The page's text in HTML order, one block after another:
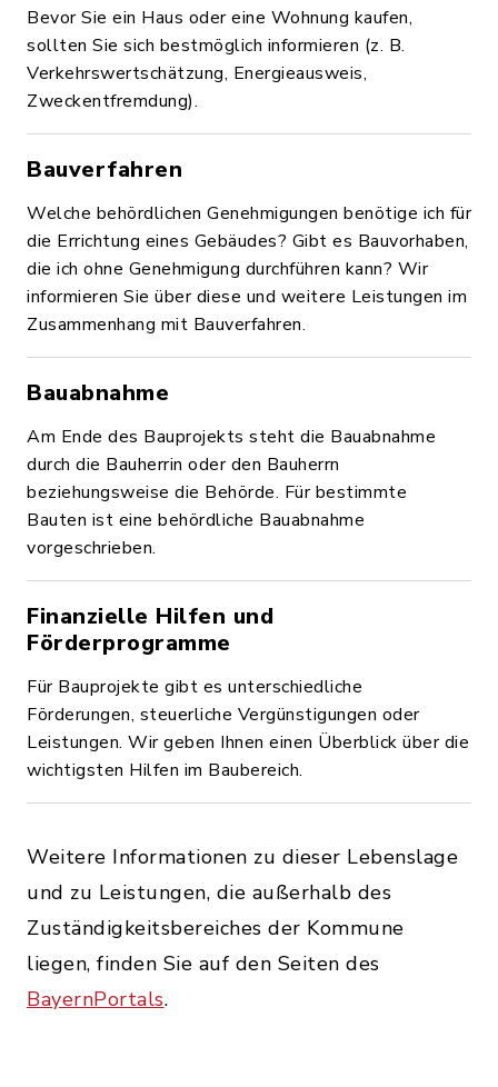
Bevor Sie ein Haus oder eine Wohnung kaufen,
sollten Sie sich bestmöglich informieren (z. B.
Verkehrswertschätzung, Energieausweis,
Zweckentfremdung).
Bauverfahren
Welche behördlichen Genehmigungen benötige ich für
die Errichtung eines Gebäudes? Gibt es Bauvorhaben,
die ich ohne Genehmigung durchführen kann? Wir
informieren Sie über diese und weitere Leistungen im
Zusammenhang mit Bauverfahren.
Bauabnahme
Am Ende des Bauprojekts steht die Bauabnahme
durch die Bauherrin oder den Bauherrn
beziehungsweise die Behörde. Für bestimmte
Bauten ist eine behördliche Bauabnahme
vorgeschrieben.
Finanzielle Hilfen und
Förderprogramme
Für Bauprojekte gibt es unterschiedliche
Förderungen, steuerliche Vergünstigungen oder
Leistungen. Wir geben Ihnen einen Überblick über die
wichtigsten Hilfen im Baubereich.
Weitere Informationen zu dieser Lebenslage
und zu Leistungen, die außerhalb des
Zuständigkeitsbereiches der Kommune
liegen, finden Sie auf den Seiten des
BayernPortals.